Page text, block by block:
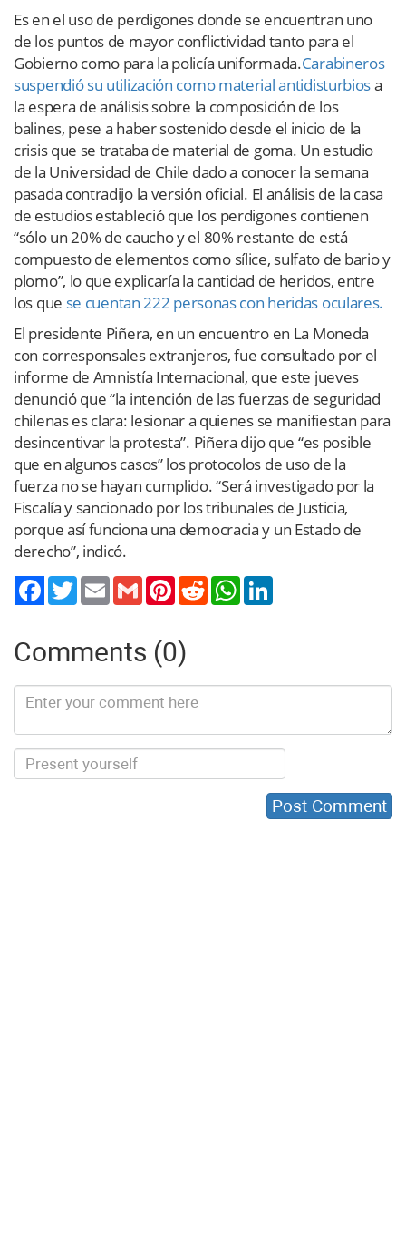
Es en el uso de perdigones donde se encuentran uno
de los puntos de mayor conflictividad tanto para el
Gobierno como para la policía uniformada.Carabineros
suspendió su utilización como material antidisturbiosa
la espera de análisis sobre la composición de los
balines, pese a haber sostenido desde el inicio de la
crisis que se trataba de material de goma. Un estudio
de la Universidad de Chile dado a conocer la semana
pasada contradijo la versión oficial. El análisis de la casa
de estudios estableció que los perdigones contienen
“sólo un 20% de caucho y el 80% restante de está
compuesto de elementos como sílice, sulfato de bario y
plomo”, lo que explicaría la cantidad de heridos, entre
los que se cuentan 222 personas con heridas oculares.
El presidente Piñera, en un encuentro en La Moneda
con corresponsales extranjeros, fue consultado por el
informe de Amnistía Internacional, que este jueves
denunció que “la intención de las fuerzas de seguridad
chilenas es clara: lesionar a quienes se manifiestan para
desincentivar la protesta”. Piñera dijo que “es posible
que en algunos casos” los protocolos de uso de la
fuerza no se hayan cumplido. “Será investigado por la
Fiscalía y sancionado por los tribunales de Justicia,
porque así funciona una democracia y un Estado de
derecho”, indicó.
TwitterEmail Gmail PinterestReddit WhatsApp
Comments (0)